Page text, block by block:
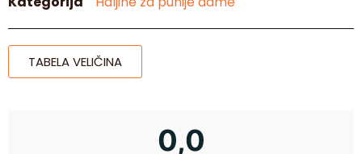
TABELA VELIČINA
0,0